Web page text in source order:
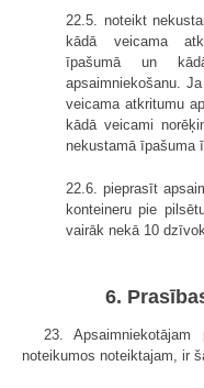
22.5. noteikt
kādā veicama
īpašumā un
apsaimniekošanu.
veicama atkritumu
kādā veicami
nekustamā īpašuma
22.6. pieprasīt
konteineru pie
vairāk nekā 10
6.
23.
noteikumos noteiktajam, ir